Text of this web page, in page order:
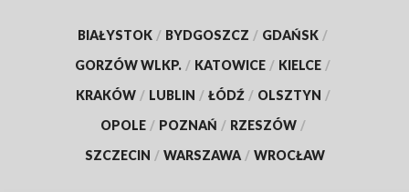
BIAŁYSTOK / BYDGOSZCZ / GDAŃSK /
GORZÓW WLKP. / KATOWICE / KIELCE /
KRAKÓW / LUBLIN / ŁÓDŹ / OLSZTYN /
OPOLE / POZNAŃ / RZESZÓW /
SZCZECIN / WARSZAWA / WROCŁAW